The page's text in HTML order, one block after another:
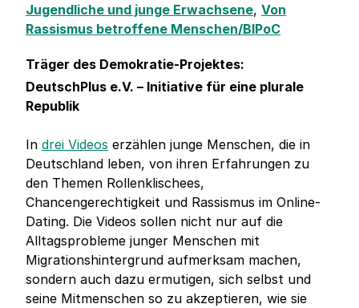
Jugendliche und junge Erwachsene, Von
Rassismus betroffene Menschen/BIPoC
Träger des Demokratie-Projektes:
DeutschPlus e.V. – Initiative für eine plurale
Republik
In drei Videos erzählen junge Menschen, die in
Deutschland leben, von ihren Erfahrungen zu
den Themen Rollenklischees,
Chancengerechtigkeit und Rassismus im Online-
Dating. Die Videos sollen nicht nur auf die
Alltagsprobleme junger Menschen mit
Migrationshintergrund aufmerksam machen,
sondern auch dazu ermutigen, sich selbst und
seine Mitmenschen so zu akzeptieren, wie sie